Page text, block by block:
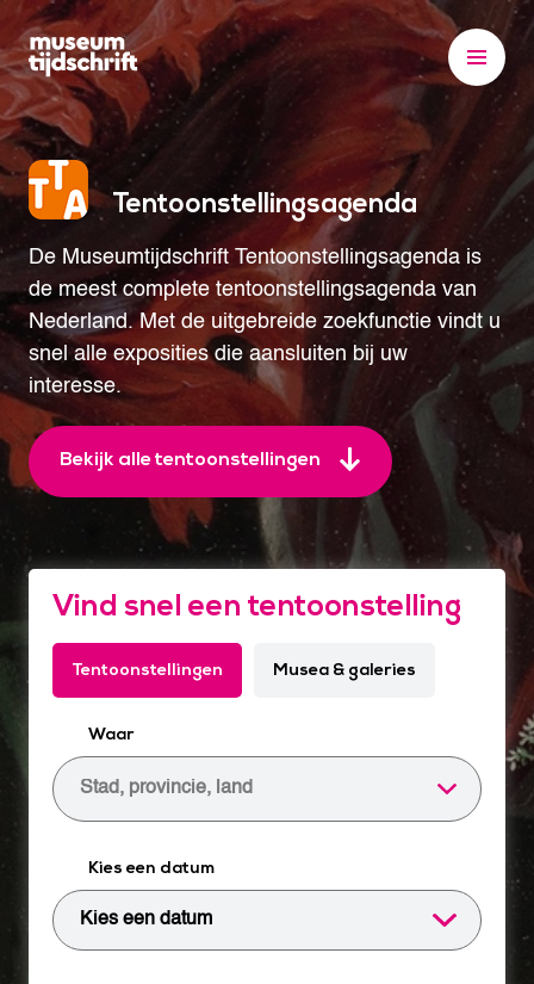
k
i
p
t
o
c
o
t
e
t
Tentoonstellingsagenda
De Museumtijdschrift Tentoonstellingsagenda is
de meest complete tentoonstellingsagenda van
Nederland. Met de uitgebreide zoekfunctie vindt u
snel alle exposities die aansluiten bij uw
interesse.
Bekijk alle tentoonstellingen
Vind snel een tentoonstelling
Tentoonstellingen Musea & galeries
Waar
Stad, provincie, land
Kies een datum